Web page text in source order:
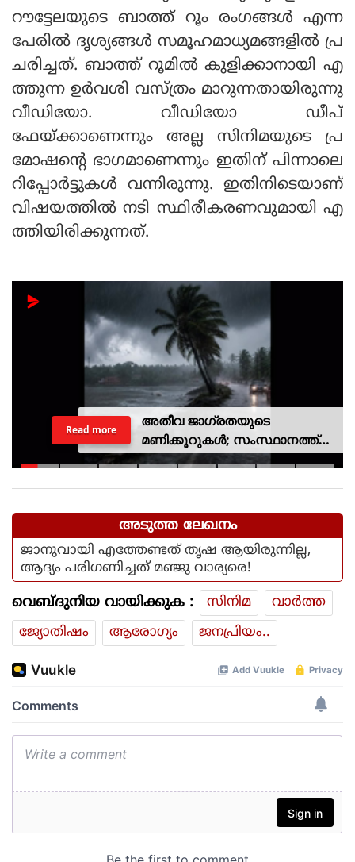
റൗട്ടേലയുടെ ബാത്ത് റൂം രംഗങ്ങള്‍ എന്ന
പേരില്‍ ദൃശ്യങ്ങള്‍ സമൂഹമാധ്യമങ്ങളില്‍ പ്ര
ചരിച്ചത്. ബാത്ത് റൂമില്‍ കുളിക്കാനായി എ
ത്തുന്ന ഉര്‍വശി വസ്ത്രം മാറുന്നതായിരുന്നു
വീഡിയോ. വീഡിയോ ഡീപ്
ഫേയ്ക്കാണെന്നും അല്ല സിനിമയുടെ പ്ര
മോഷന്റെ ഭാഗമാണെന്നും ഇതിന് പിന്നാലെ
റിപ്പോര്‍ട്ടുകള്‍ വന്നിരുന്നു. ഇതിനിടെയാണ്
വിഷയത്തില്‍ നടി സ്ഥിരീകരണവുമായി എ
ത്തിയിരിക്കുന്നത്.
അതീവ ജാഗ്രതയുടെ
മണിക്കൂറുകൾ; സംസ്ഥാനത്ത്
റെഡ് അലർട്ട്, ശക്തമായ
Read more
അടുത്ത ലേഖനം
ജാനുവായി എത്തേണ്ടത് തൃഷ ആയിരുന്നില്ല,
ആദ്യം പരിഗണിച്ചത് മഞ്ജു വാര്യരെ!
വെബ്ദുനിയ വായിക്കുക : സിനിമ
വാര്‍ത്ത
ജ്യോതിഷം
ആരോഗ്യം ജനപ്രിയം..